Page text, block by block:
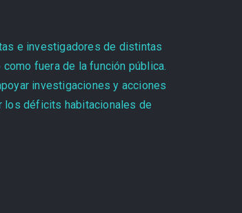
e investigadores de distintas
fuera de la función pública.
investigaciones y acciones
los déficits habitacionales de